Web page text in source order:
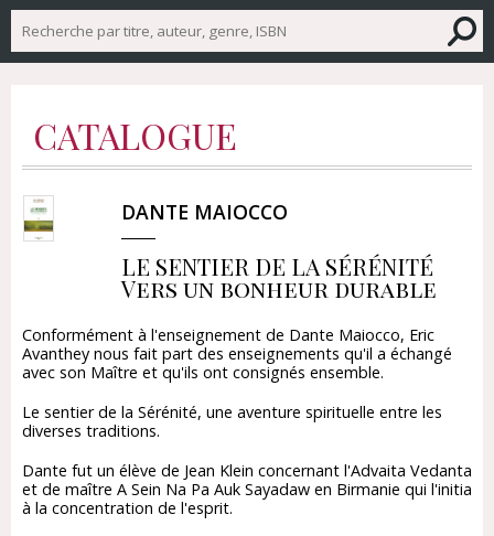
CATALOGUE
DANTE MAIOCCO
LE SENTIER DE LA SÉRÉNITÉ
Vers un bonheur durable
Conformément à l'enseignement de Dante Maiocco, Eric
Avanthey nous fait part des enseignements qu'il a échangé
avec son Maître et qu'ils ont consignés ensemble.
Le sentier de la Sérénité, une aventure spirituelle entre les
diverses traditions.
Dante fut un élève de Jean Klein concernant l'Advaita Vedanta
et de maître A Sein Na Pa Auk Sayadaw en Birmanie qui l'initia
à la concentration de l'esprit.